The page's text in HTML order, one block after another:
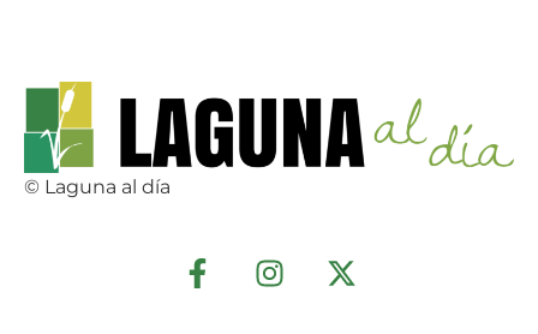
© Laguna al día